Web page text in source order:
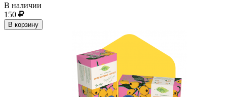
В наличии
150
В корзину